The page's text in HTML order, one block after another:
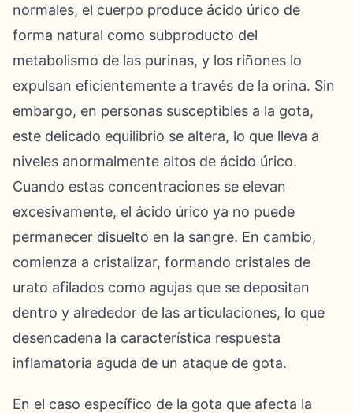
normales, el cuerpo produce ácido úrico de
forma natural como subproducto del
metabolismo de las purinas, y los riñones lo
expulsan eficientemente a través de la orina. Sin
embargo, en personas susceptibles a la gota,
este delicado equilibrio se altera, lo que lleva a
niveles anormalmente altos de ácido úrico.
Cuando estas concentraciones se elevan
excesivamente, el ácido úrico ya no puede
permanecer disuelto en la sangre. En cambio,
comienza a cristalizar, formando cristales de
urato afilados como agujas que se depositan
dentro y alrededor de las articulaciones, lo que
desencadena la característica respuesta
inflamatoria aguda de un ataque de gota.
En el caso específico de la gota que afecta la